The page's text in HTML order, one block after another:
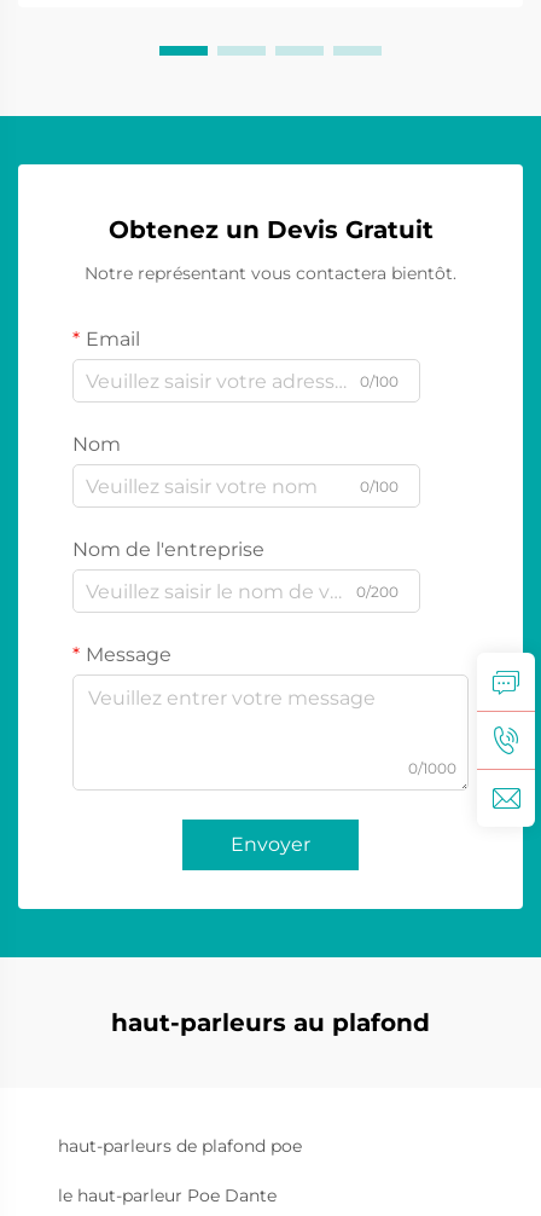
Obtenez un Devis Gratuit
Notre représentant vous contactera bientôt.
Email
0/100
Nom
0/100
Nom de l'entreprise
0/200
Message
0/1000
Envoyer
haut-parleurs au plafond
haut-parleurs de plafond poe
le haut-parleur Poe Dante